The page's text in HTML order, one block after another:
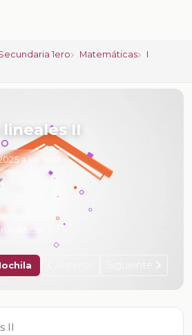
1ero Matemáticas
I
II
a las 16:41
calificar
II